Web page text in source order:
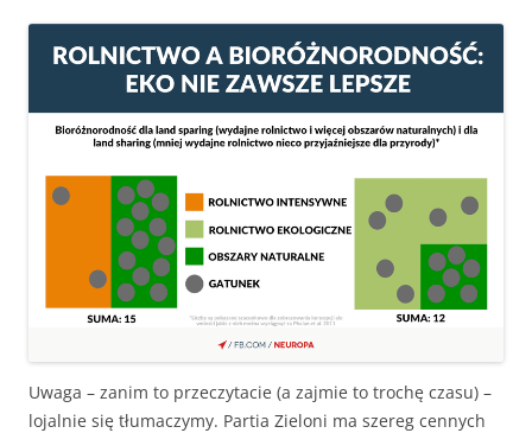
Uwaga – zanim to przeczytacie (a zajmie to trochę czasu) –
lojalnie się tłumaczymy. Partia Zieloni ma szereg cennych